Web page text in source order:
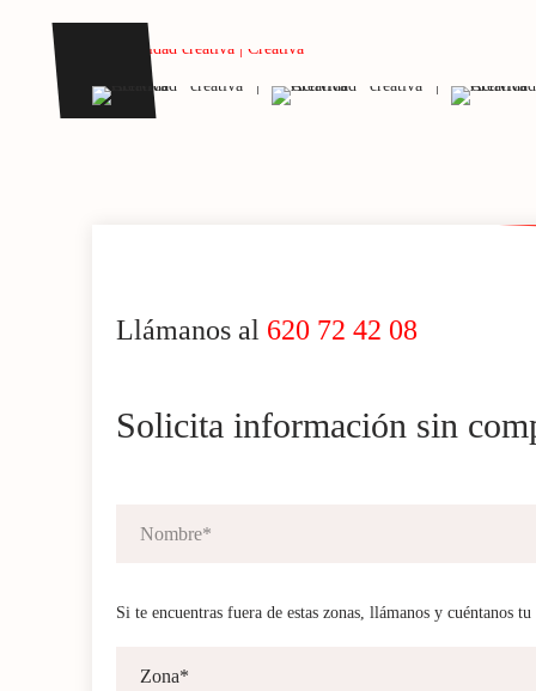
Llámanos al 620 72 42 08
Solicita información sin
Si te encuentras fuera de estas zonas, llámanos y cuéntanos tu